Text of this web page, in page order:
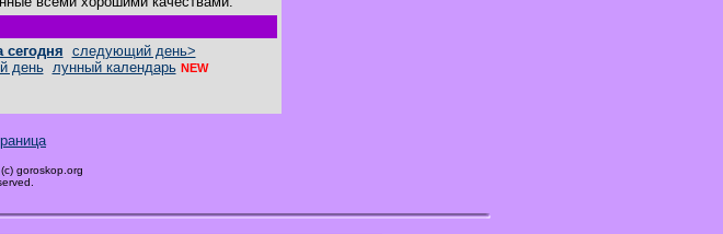
сегодня
следующий день>
день лунный календарь NEW
goroskop.org